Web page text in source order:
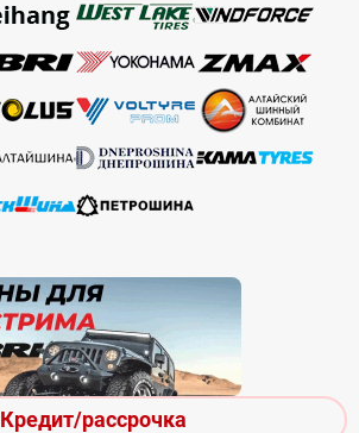
Кредит/рассрочка